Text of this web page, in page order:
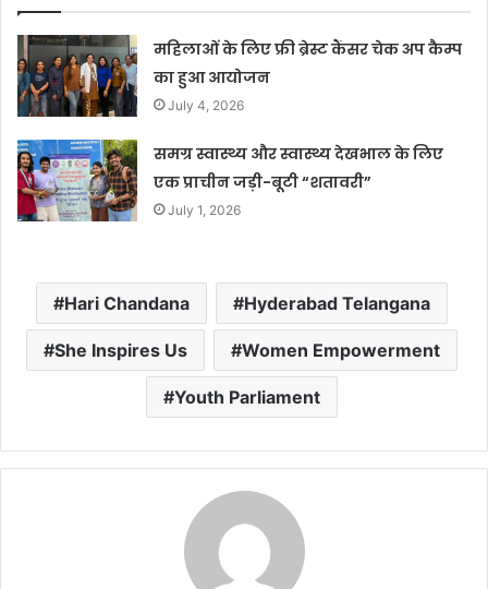
महिलाओं के लिए फ्री ब्रेस्ट कैंसर चेक अप कैम्प
का हुआ आयोजन
July 4, 2026
समग्र स्वास्थ्य और स्वास्थ्य देखभाल के लिए
एक प्राचीन जड़ी-बूटी “शतावरी”
July 1, 2026
Hari Chandana Hyderabad Telangana
She Inspires Us Women Empowerment
Youth Parliament